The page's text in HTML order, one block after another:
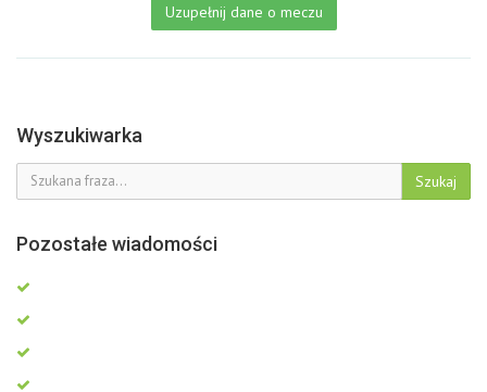
Uzupełnij dane o meczu
Wyszukiwarka
Szukaj
Pozostałe wiadomości